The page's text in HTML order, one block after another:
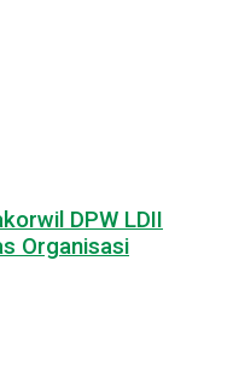
DPW LDII
Organisasi